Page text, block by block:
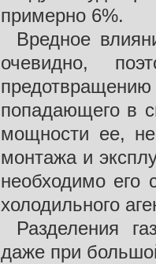
примерно 6%.
Вредное
очевидно,
попадающего в
мощности ее,
монтажа и
необходимо его
холодильного
Разделения
даже при